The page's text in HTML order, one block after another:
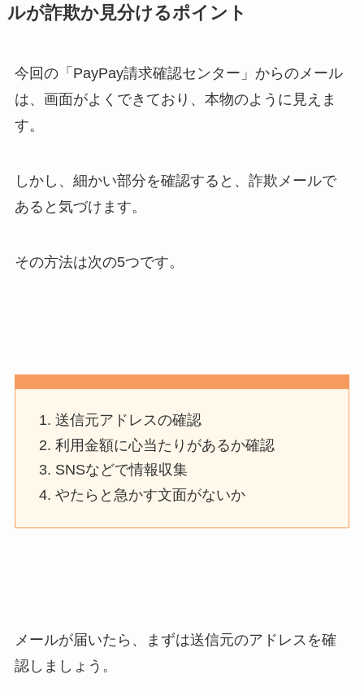
ルが詐欺か見分けるポイント
今回の「PayPay請求確認センター」からのメール
は、画面がよくできており、本物のように見えま
す。
しかし、細かい部分を確認すると、詐欺メールで
あると気づけます。
その方法は次の5つです。
送信元アドレスの確認
利用金額に心当たりがあるか確認
SNSなどで情報収集
やたらと急かす文面がないか
メールが届いたら、まずは送信元のアドレスを確
認しましょう。